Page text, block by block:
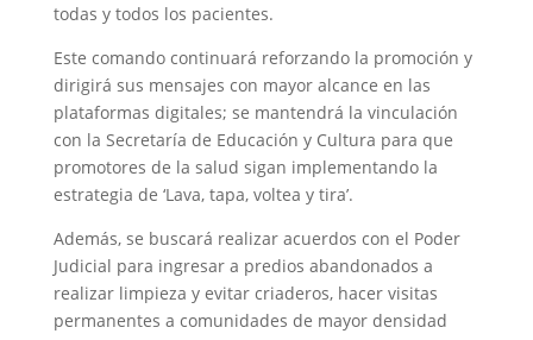
todas y todos los pacientes.
Este comando continuará reforzando la promoción y
dirigirá sus mensajes con mayor alcance en las
plataformas digitales; se mantendrá la vinculación
con la Secretaría de Educación y Cultura para que
promotores de la salud sigan implementando la
estrategia de ‘Lava, tapa, voltea y tira’.
Además, se buscará realizar acuerdos con el Poder
Judicial para ingresar a predios abandonados a
realizar limpieza y evitar criaderos, hacer visitas
permanentes a comunidades de mayor densidad